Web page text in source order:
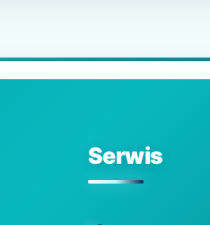
Serwis